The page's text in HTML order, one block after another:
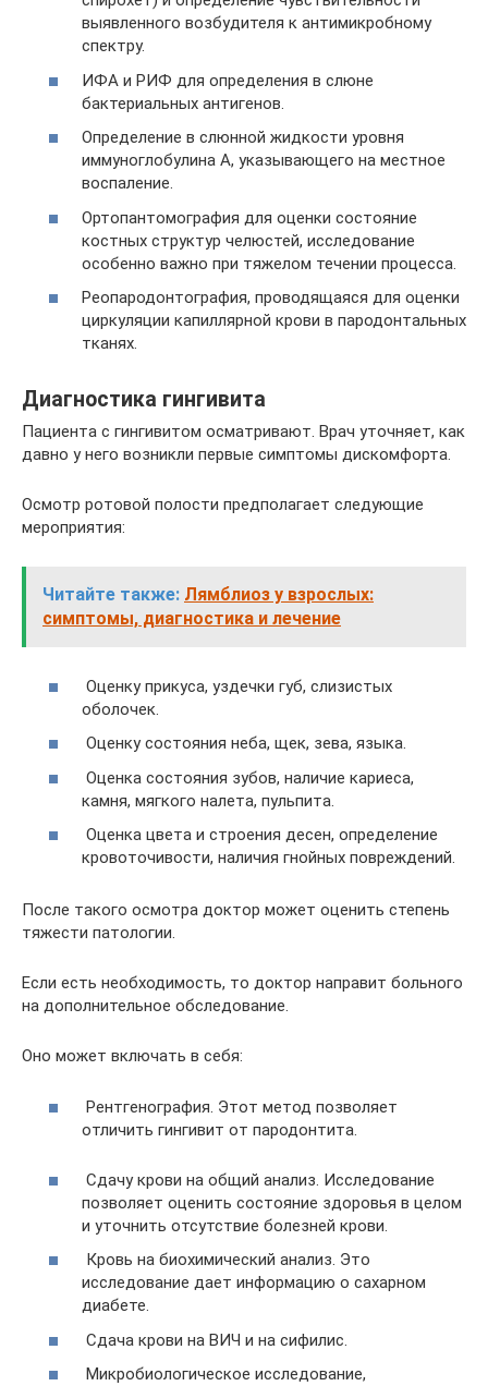
выявленного возбудителя к антимикробному
спектру.
ИФА и РИФ для определения в слюне
бактериальных антигенов.
Определение в слюнной жидкости уровня
иммуноглобулина А, указывающего на местное
воспаление.
Ортопантомография для оценки состояние
костных структур челюстей, исследование
особенно важно при тяжелом течении процесса.
Реопародонтография, проводящаяся для оценки
циркуляции капиллярной крови в пародонтальных
тканях.
Диагностика гингивита
Пациента с гингивитом осматривают. Врач уточняет, как
давно у него возникли первые симптомы дискомфорта.
Осмотр ротовой полости предполагает следующие
мероприятия:
Читайте также: Лямблиоз у взрослых:
симптомы, диагностика и лечение
Оценку прикуса, уздечки губ, слизистых
оболочек.
Оценку состояния неба, щек, зева, языка.
Оценка состояния зубов, наличие кариеса,
камня, мягкого налета, пульпита.
Оценка цвета и строения десен, определение
кровоточивости, наличия гнойных повреждений.
После такого осмотра доктор может оценить степень
тяжести патологии.
Если есть необходимость, то доктор направит больного
на дополнительное обследование.
Оно может включать в себя:
Рентгенография. Этот метод позволяет
отличить гингивит от пародонтита.
Сдачу крови на общий анализ. Исследование
позволяет оценить состояние здоровья в целом
и уточнить отсутствие болезней крови.
Кровь на биохимический анализ. Это
исследование дает информацию о сахарном
диабете.
Сдача крови на ВИЧ и на сифилис.
Микробиологическое исследование,